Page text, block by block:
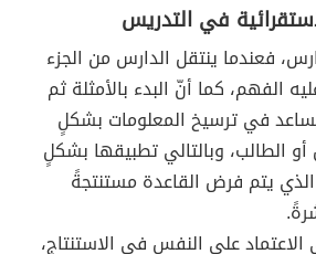
في التدريس
فعندما ينتقل الدارس من الجزء
الفهم، كما أنّ البدء بالأمثلة ثم
يساعد في ترسيخ المعلومات بشكلٍ
الطالب، وبالتالي تطبيقها بشكلٍ
يتم فرض القاعدة مستنتجةً
على النفس في الاستنتاج،